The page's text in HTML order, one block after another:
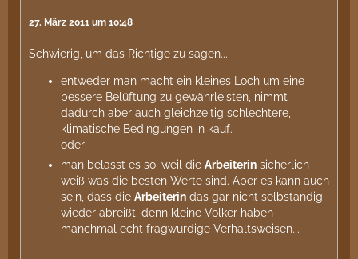
27. März 2011 um 10:48
Schwierig, um das Richtige zu sagen...
entweder man macht ein kleines Loch um eine
bessere Belüftung zu gewährleisten, nimmt
dadurch aber auch gleichzeitig schlechtere,
klimatische Bedingungen in kauf.
oder
man belässt es so, weil die Arbeiterin sicherlich
weiß was die besten Werte sind. Aber es kann auch
sein, dass die Arbeiterin das gar nicht selbständig
wieder abreißt, denn kleine Völker haben
manchmal echt fragwürdige Verhaltsweisen...